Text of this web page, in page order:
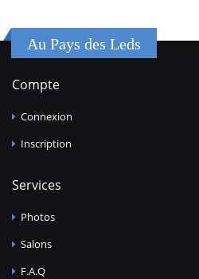
Au Pays des Leds
Compte
Connexion
Inscription
Services
Photos
Salons
F.A.Q